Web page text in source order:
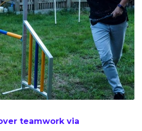
teamwork via